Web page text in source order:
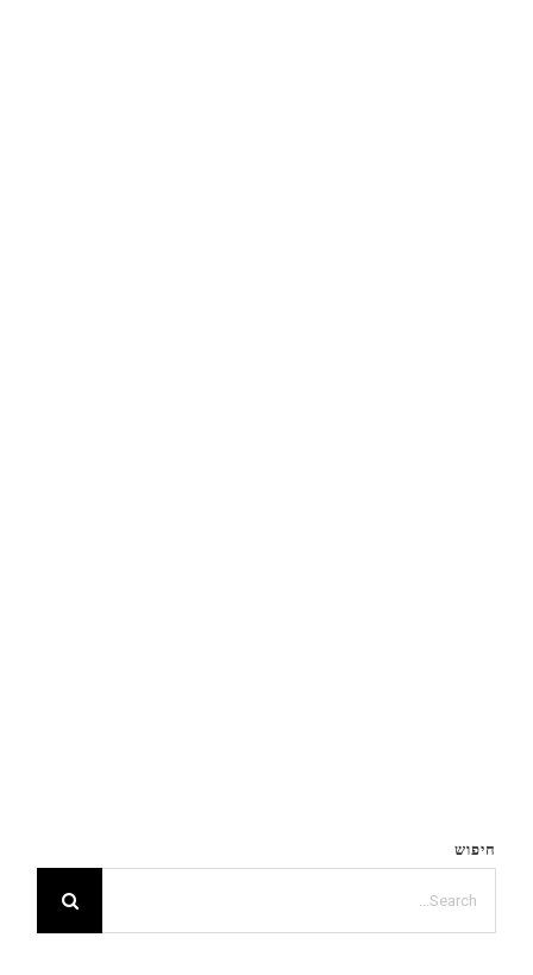
חיפוש
Search
for: